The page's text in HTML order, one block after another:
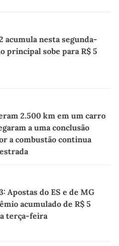
acumula nesta segunda-
principal sobe para R$ 5
2.500 km em um carro
a uma conclusão
a combustão continua
Apostas do ES e de MG
acumulado de R$ 5
terça-feira